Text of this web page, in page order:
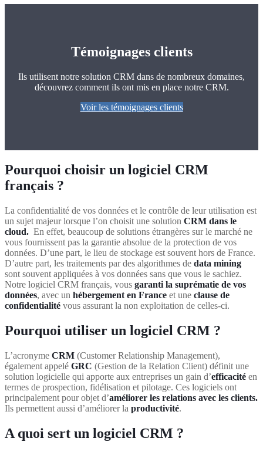
Témoignages clients
Ils utilisent notre solution CRM dans de nombreux domaines,
découvrez comment ils ont mis en place notre CRM.
Voir les témoignages clients
Pourquoi choisir un logiciel CRM
français ?
La confidentialité de vos données et le contrôle de leur utilisation est
un sujet majeur lorsque l’on choisit une solution CRM dans le
cloud. En effet, beaucoup de solutions étrangères sur le marché ne
vous fournissent pas la garantie absolue de la protection de vos
données. D’une part, le lieu de stockage est souvent hors de France.
D’autre part, les traitements par des algorithmes de data mining
sont souvent appliquées à vos données sans que vous le sachiez.
Notre logiciel CRM français, vous garanti la suprématie de vos
données, avec un hébergement en France et une clause de
confidentialité vous assurant la non exploitation de celles-ci.
Pourquoi utiliser un logiciel CRM ?
L’acronyme CRM (Customer Relationship Management),
également appelé GRC (Gestion de la Relation Client) définit une
solution logicielle qui apporte aux entreprises un gain d’efficacité en
termes de prospection, fidélisation et pilotage. Ces logiciels ont
principalement pour objet d’améliorer les relations avec les clients.
Ils permettent aussi d’améliorer la productivité.
A quoi sert un logiciel CRM ?